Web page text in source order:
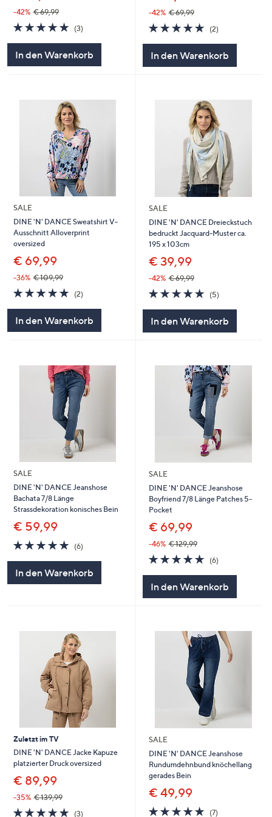
-42% € 69,99
5.0
von
(3)3
In den Warenkorb
-42% € 69,99
5.0
von
(2)2
In den Warenkorb
SALE
DINE 'N' DANCE Sweatshirt V-
Ausschnitt Alloverprint
oversized
€ 69,99
-36% € 109,99
5.0
von
(2)2
In den Warenkorb
SALE
DINE 'N' DANCE Dreieckstuch
bedruckt Jacquard-Muster ca.
195 x 103cm
€ 39,99
-42% € 69,99
5.0
von
(5)5
In den Warenkorb
SALE
DINE 'N' DANCE Jeanshose
Bachata 7/8 Länge
Strassdekoration konisches Bein
€ 59,99
5.0
von
(6)6
In den Warenkorb
SALE
DINE 'N' DANCE Jeanshose
Boyfriend 7/8 Länge Patches 5-
Pocket
€ 69,99
-46% € 129,99
5.0
von
(6)6
In den Warenkorb
Zuletzt im TV
DINE 'N' DANCE Jacke Kapuze
platzierter Druck oversized
€ 89,99
-35% € 139,99
5.0
(3)3
SALE
DINE 'N' DANCE Jeanshose
Rundumdehnbund knöchellang
gerades Bein
€ 49,99
5.0
(7)7